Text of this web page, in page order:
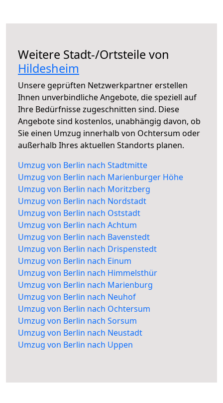
Weitere Stadt-/Ortsteile von
Hildesheim
Unsere geprüften Netzwerkpartner erstellen
Ihnen unverbindliche Angebote, die speziell auf
Ihre Bedürfnisse zugeschnitten sind. Diese
Angebote sind kostenlos, unabhängig davon, ob
Sie einen Umzug innerhalb von Ochtersum oder
außerhalb Ihres aktuellen Standorts planen.
Umzug von Berlin nach Stadtmitte
Umzug von Berlin nach Marienburger Höhe
Umzug von Berlin nach Moritzberg
Umzug von Berlin nach Nordstadt
Umzug von Berlin nach Oststadt
Umzug von Berlin nach Achtum
Umzug von Berlin nach Bavenstedt
Umzug von Berlin nach Drispenstedt
Umzug von Berlin nach Einum
Umzug von Berlin nach Himmelsthür
Umzug von Berlin nach Marienburg
Umzug von Berlin nach Neuhof
Umzug von Berlin nach Ochtersum
Umzug von Berlin nach Sorsum
Umzug von Berlin nach Neustadt
Umzug von Berlin nach Uppen